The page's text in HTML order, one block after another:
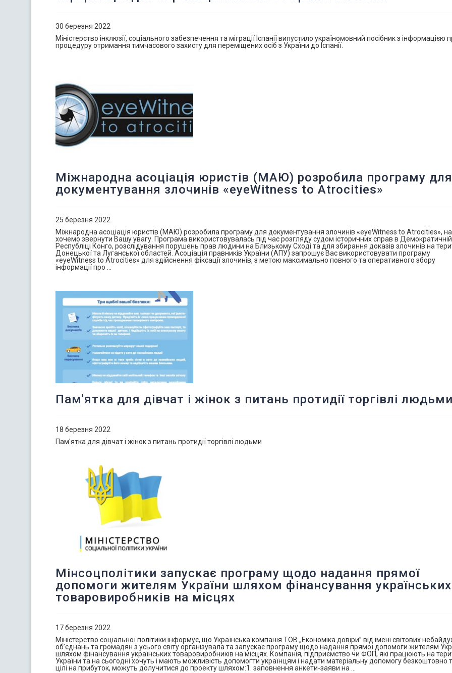
30 березня 2022
Міністерство інклюзії, соціального забезпечення та міграції Іспанії випустило україномовний посібник з інформацією
процедуру отримання тимчасового захисту для переміщених осіб з України до Іспанії.
Міжнародна асоціація юристів (МАЮ) розробила програму для
документування злочинів «eyeWitness to Atrocities»
25 березня 2022
Міжнародна асоціація юристів (МАЮ) розробила програму для документування злочинів «eyeWitness to Atrocities»,
хочемо звернути Вашу увагу. Програма використовувалась під час розгляду судом історичних справ в Демократичній
Республіці Конго, розслідування порушень прав людини на Близькому Сході та для збирання доказів злочинів на
Донецької та Луганської областей. Асоціація правників України (АПУ) запрошує Вас використовувати програму
«eyeWitness to Atrocities» для здійснення фіксації злочинів, з метою максимально повного та оперативного збору
інформації про …
Пам'ятка для дівчат і жінок з питань протидії торгівлі
18 березня 2022
Пам'ятка для дівчат і жінок з питань протидії торгівлі людьми
Мінсоцполітики запускає програму щодо надання прямої
допомоги жителям України шляхом фінансування українських
товаровиробників на місцях
17 березня 2022
Міністерство соціальної політики інформує, що Українська компанія ТОВ „Економіка довіри” від імені світових
об’єднань та громадян з усього світу організувала та запускає програму щодо надання прямої допомоги жителям
шляхом фінансування українських товаровиробників на місцях. Компанія, підприємство чи ФОП, які працюють на
України та на сьогодні хочуть і мають можливість допомогти українцям і надати матеріальну допомогу безкоштовно
цілі на прибуток, можуть долучитися до проекту шляхом:1. заповнення анкети-заяви на …